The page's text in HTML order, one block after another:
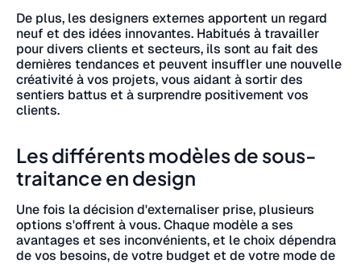
De plus, les designers externes apportent un regard
neuf et des idées innovantes. Habitués à travailler
pour divers clients et secteurs, ils sont au fait des
dernières tendances et peuvent insuffler une nouvelle
créativité à vos projets, vous aidant à sortir des
sentiers battus et à surprendre positivement vos
clients.
Les différents modèles de sous-
traitance en design
Une fois la décision d'externaliser prise, plusieurs
options s'offrent à vous. Chaque modèle a ses
avantages et ses inconvénients, et le choix dépendra
de vos besoins, de votre budget et de votre mode de